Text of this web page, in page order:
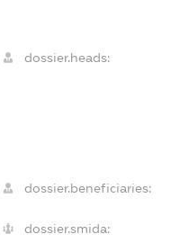
dossier.heads:
dossier.beneficiaries:
dossier.smida: